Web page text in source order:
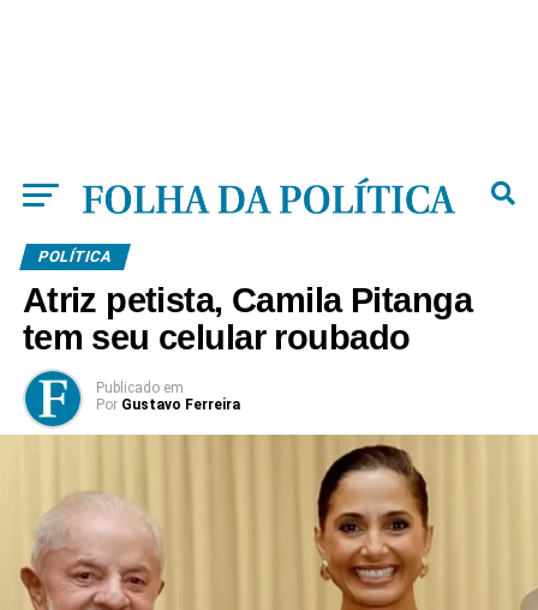
POLÍTICA
Atriz petista, Camila Pitanga
tem seu celular roubado
Publicado em
Por Gustavo Ferreira